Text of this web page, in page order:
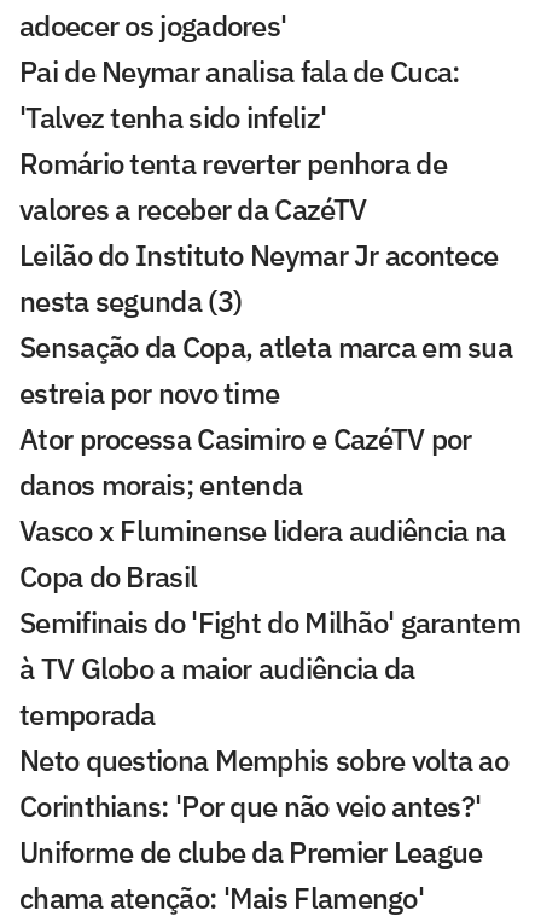
adoecer os jogadores'
Pai de Neymar analisa fala de Cuca:
'Talvez tenha sido infeliz'
Romário tenta reverter penhora de
valores a receber da CazéTV
Leilão do Instituto Neymar Jr acontece
nesta segunda (3)
Sensação da Copa, atleta marca em sua
estreia por novo time
Ator processa Casimiro e CazéTV por
danos morais; entenda
Vasco x Fluminense lidera audiência na
Copa do Brasil
Semifinais do 'Fight do Milhão' garantem
à TV Globo a maior audiência da
temporada
Neto questiona Memphis sobre volta ao
Corinthians: 'Por que não veio antes?'
Uniforme de clube da Premier League
chama atenção: 'Mais Flamengo'